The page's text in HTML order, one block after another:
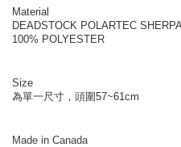
Material
DEADSTOCK POLARTEC
100% POLYESTER
Size
為單一尺寸，頭圍57~61cm
Made in Canada